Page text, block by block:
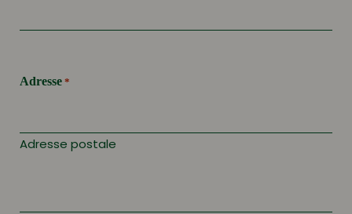
Adresse *
Adresse postale